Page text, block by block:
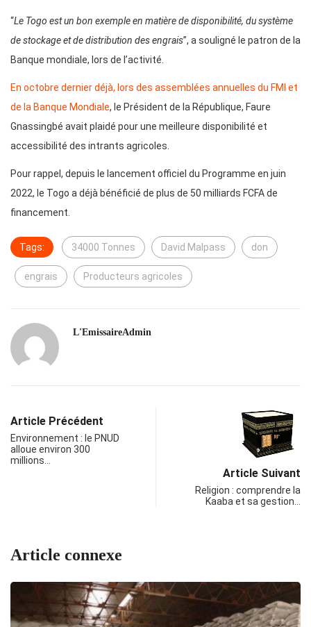
“Le Togo est un bon exemple en matière de disponibilité, du système
de stockage et de distribution des engrais”, a souligné le patron de la
Banque mondiale, lors de l’activité.
En octobre dernier déjà, lors des assemblées annuelles du FMI et
de la Banque Mondiale, le Président de la République, Faure
Gnassingbé avait plaidé pour une meilleure disponibilité et
accessibilité des intrants agricoles.
Pour rappel, depuis le lancement officiel du Programme en juin
2022, le Togo a déjà bénéficié de plus de 50 milliards FCFA de
financement.
Tags: 34000 Tonnes David Malpass don
engrais Producteurs agricoles
L'EmissaireAdmin
Article Précédent
Environnement : le PNUD
alloue environ 300
millions…
Article Suivant
Religion : comprendre la
Kaaba et sa gestion…
Article connexe